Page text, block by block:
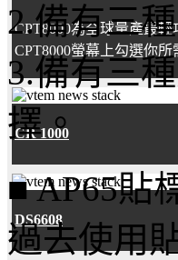
CPT8000為全球量產最
CPT8000螢幕上勾選你
CR 1000
DS6608
2.備有三
3.備有三
擇。
■ AP65貼
過去使用